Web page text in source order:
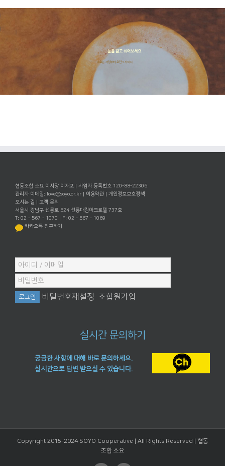
눈을 감고 쉬어보세요
소요는 자정부터 오전 5시까지
협동조합 소요 이사장 이재포 | 사업자 등록번호 120-88-22306
관리자 이메일:ilove@soyo.or.kr | 이용약관 | 개인정보보호정책
오시는 길 | 고객 문의
서울시 강남구 선릉로 524 선릉대림아크로텔 737호
T: 02 - 567 - 1070 | F: 02 - 567 - 1069
카카오톡 친구하기
비밀번호재설정 조합원가입
실시간 문의하기
궁금한 사항에 대해 바로 문의하세요.
실시간으로 답변 받으실 수 있습니다.
Copyright 2015-2024 SOYO Cooperative | All Rights Reserved | 협동
조합 소요